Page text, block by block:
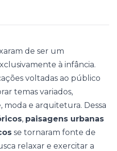
de ser um
à infância.
voltadas ao público
temas variados,
e arquitetura. Dessa
, paisagens urbanas
se tornaram fonte de
relaxar e exercitar a